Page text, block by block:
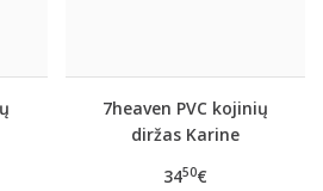
7heaven PVC kojinių
diržas Karine
3450€